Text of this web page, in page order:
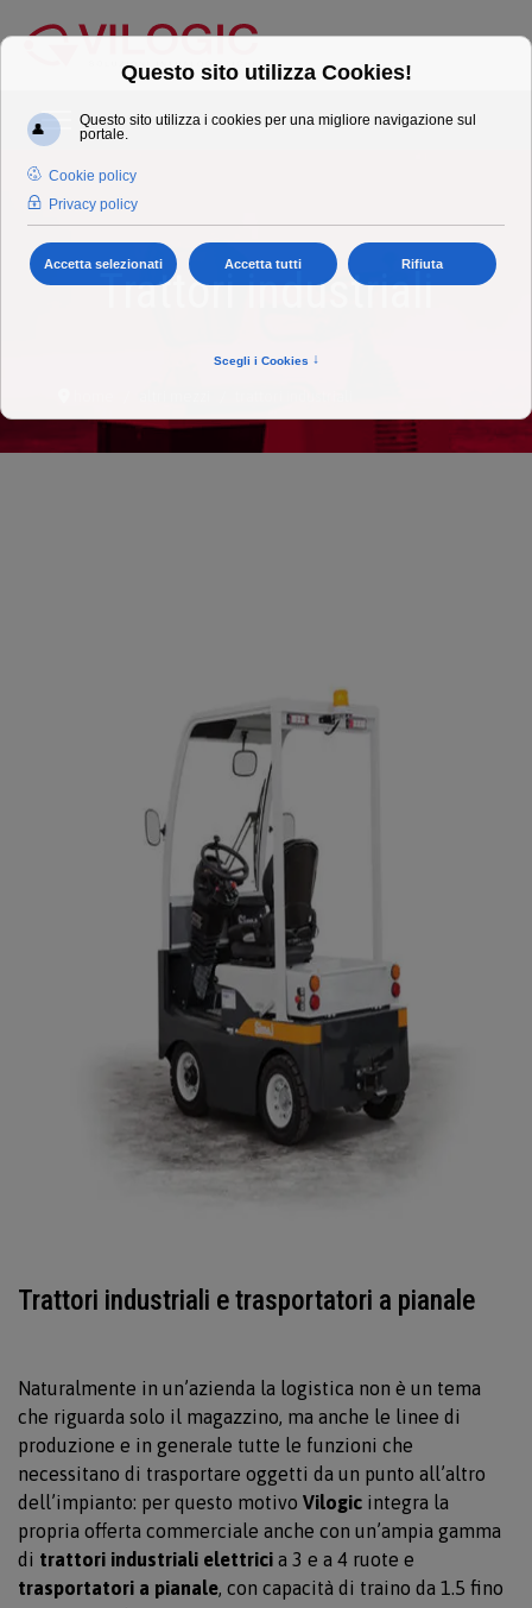
Trattori industriali
Trattori industriali e trasportatori a pianale
Naturalmente in un’azienda la logistica non è un tema
che riguarda solo il magazzino, ma anche le linee di
produzione e in generale tutte le funzioni che
necessitano di trasportare oggetti da un punto all’altro
dell’impianto: per questo motivo Vilogic integra la
propria offerta commerciale anche con un’ampia gamma
di trattori industriali elettrici a 3 e a 4 ruote e
trasportatori a pianale, con capacità di traino da 1.5 fino